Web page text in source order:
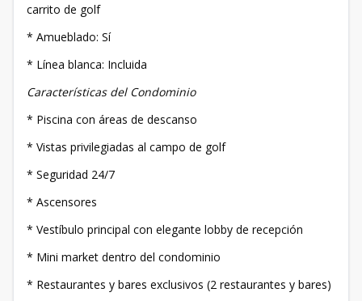
carrito de golf
* Amueblado: Sí
* Línea blanca: Incluida
Características del Condominio
* Piscina con áreas de descanso
* Vistas privilegiadas al campo de golf
* Seguridad 24/7
* Ascensores
* Vestíbulo principal con elegante lobby de recepción
* Mini market dentro del condominio
* Restaurantes y bares exclusivos (2 restaurantes y bares)